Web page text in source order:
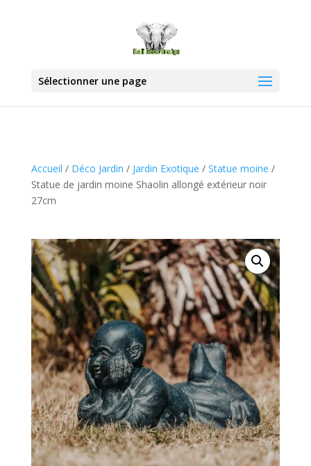
Sélectionner une page
Accueil / Déco Jardin / Jardin Exotique / Statue moine /
Statue de jardin moine Shaolin allongé extérieur noir
27cm